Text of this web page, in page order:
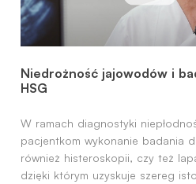
Niedrożność jajowodów i
HSG
W ramach diagnostyki
pacjentkom wykonanie badania
również histeroskopii, czy też
dzięki którym uzyskuje szereg